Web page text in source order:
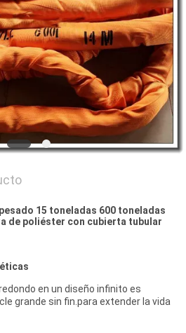
15 toneladas 600 toneladas
de poliéster con cubierta tubular
en un diseño infinito es
grande sin fin.para extender la vida